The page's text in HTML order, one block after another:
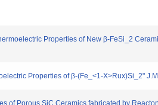
Properties of New β-FeSi_2
Properties of β-(Fe_<1-X>Rux)Si_2"
of Porous SiC Ceramics fabricated by